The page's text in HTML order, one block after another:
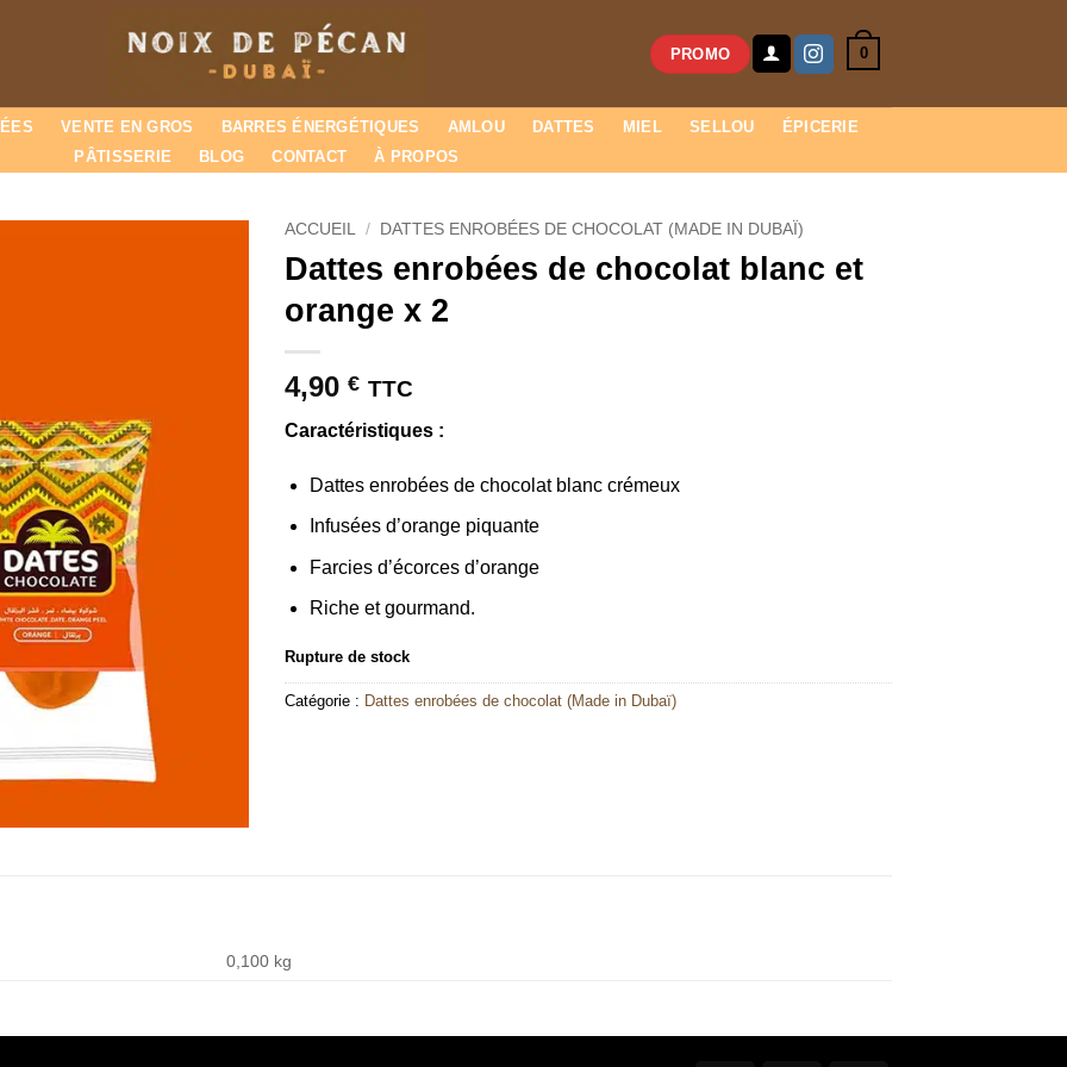
PROMO 0
VENTE EN GROS BARRES ÉNERGÉTIQUES AMLOU DATTES MIEL SELLOU
ÉPICERIE
PÂTISSERIE
BLOG CONTACT À PROPOS
ACCUEIL / DATTES ENROBÉES DE CHOCOLAT (MADE IN DUBAÏ)
Dattes enrobées de chocolat blanc et
orange x 2
4,90 € TTC
Caractéristiques :
Dattes enrobées de chocolat blanc crémeux
Infusées d’orange piquante
Farcies d’écorces d’orange
Riche et gourmand.
Rupture de stock
Catégorie : Dattes enrobées de chocolat (Made in Dubaï)
0,100 kg